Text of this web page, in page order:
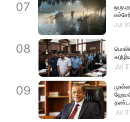
07
Jul
08
Jul
09
Jul